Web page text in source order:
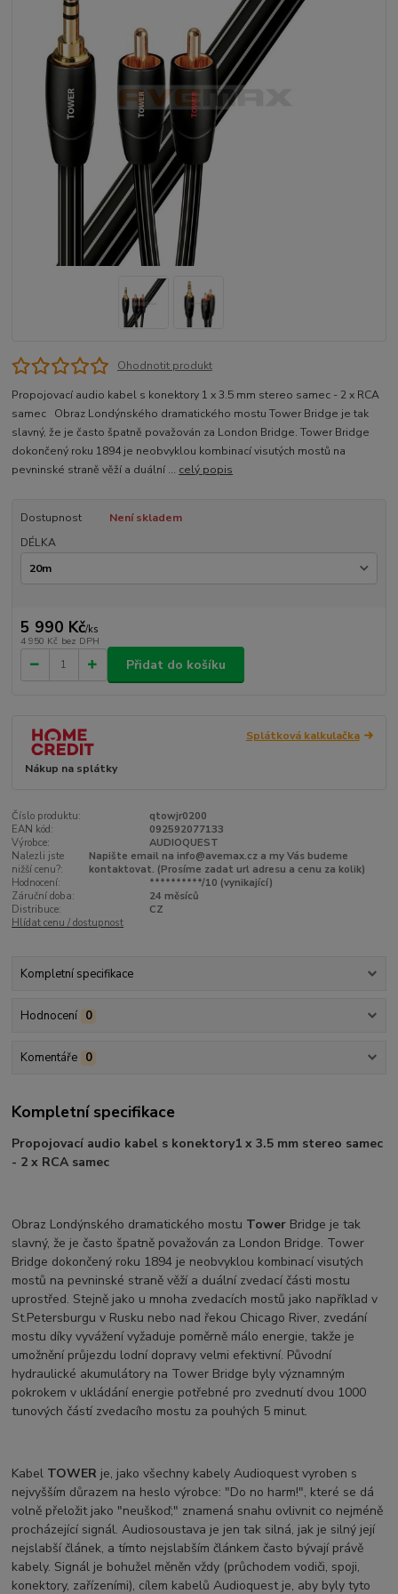
Ohodnotit produkt
Propojovací audio kabel s konektory 1 x 3.5 mm stereo samec - 2 x RCA
samec Obraz Londýnského dramatického mostu Tower Bridge je tak
slavný, že je často špatně považován za London Bridge. Tower Bridge
dokončený roku 1894 je neobvyklou kombinací visutých mostů na
pevninské straně věží a duální ... celý popis
Dostupnost
Není skladem
DÉLKA
5 990 Kč/ks
4 950 Kč bez DPH
Přidat do košíku
Splátková kalkulačka
Nákup na splátky
Číslo produktu:
qtowjr0200
EAN kód:
092592077133
Výrobce:
AUDIOQUEST
Nalezli jste
nižší cenu?:
Napište email na info@avemax.cz a my Vás budeme
kontaktovat. (Prosíme zadat url adresu a cenu za kolik)
Hodnocení:
**********/10 (vynikající)
Záruční doba:
24 měsíců
Distribuce:
CZ
Hlídat cenu / dostupnost
Kompletní specifikace
Hodnocení 0
Komentáře 0
Kompletní specifikace
Propojovací audio kabel s konektory1 x 3.5 mm stereo samec
- 2 x RCA samec
Obraz Londýnského dramatického mostu Tower Bridge je tak
slavný, že je často špatně považován za London Bridge. Tower
Bridge dokončený roku 1894 je neobvyklou kombinací visutých
mostů na pevninské straně věží a duální zvedací části mostu
uprostřed. Stejně jako u mnoha zvedacích mostů jako například v
St.Petersburgu v Rusku nebo nad řekou Chicago River, zvedání
mostu díky vyvážení vyžaduje poměrně málo energie, takže je
umožnění průjezdu lodní dopravy velmi efektivní. Původní
hydraulické akumulátory na Tower Bridge byly významným
pokrokem v ukládání energie potřebné pro zvednutí dvou 1000
tunových částí zvedacího mostu za pouhých 5 minut.
Kabel TOWER je, jako všechny kabely Audioquest vyroben s
nejvyšším důrazem na heslo výrobce: "Do no harm!", které se dá
volně přeložit jako "neuškoď;" znamená snahu ovlivnit co nejméně
procházející signál. Audiosoustava je jen tak silná, jak je silný její
nejslabší článek, a tímto nejslabším článkem často bývají právě
kabely. Signál je bohužel měněn vždy (průchodem vodiči, spoji,
konektory, zařízeními), cílem kabelů Audioquest je, aby byly tyto